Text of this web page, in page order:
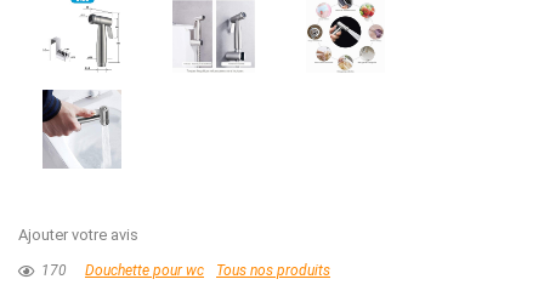
Ajouter votre avis
170 Douchette pour wc Tous nos produits